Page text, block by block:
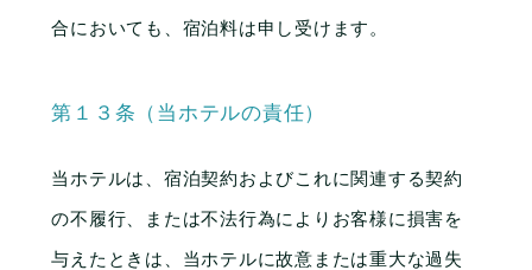
合においても、宿泊料は申し受けます。
第１３条（当ホテルの責任）
当ホテルは、宿泊契約およびこれに関連する契約
の不履行、または不法行為によりお客様に損害を
与えたときは、当ホテルに故意または重大な過失